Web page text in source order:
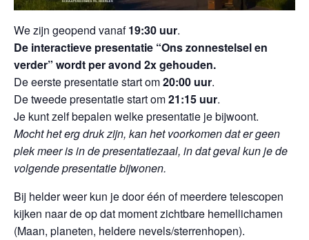
We zijn geopend vanaf19:30 uur.
De interactieve presentatie “Ons zonnestelsel en
verder” wordt per avond 2x gehouden.
De eerste presentatie start om20:00 uur.
De tweede presentatie start om21:15 uur.
Je kunt zelf bepalen welke presentatie je bijwoont.
Mocht het erg druk zijn, kan het voorkomen dat er geen
plek meer is in de presentatiezaal, in dat geval kun je de
volgende presentatie bijwonen.
Bij helder weer kun je door één of meerdere telescopen
kijken naar de op dat moment zichtbare hemellichamen
(Maan, planeten, heldere nevels/sterrenhopen).